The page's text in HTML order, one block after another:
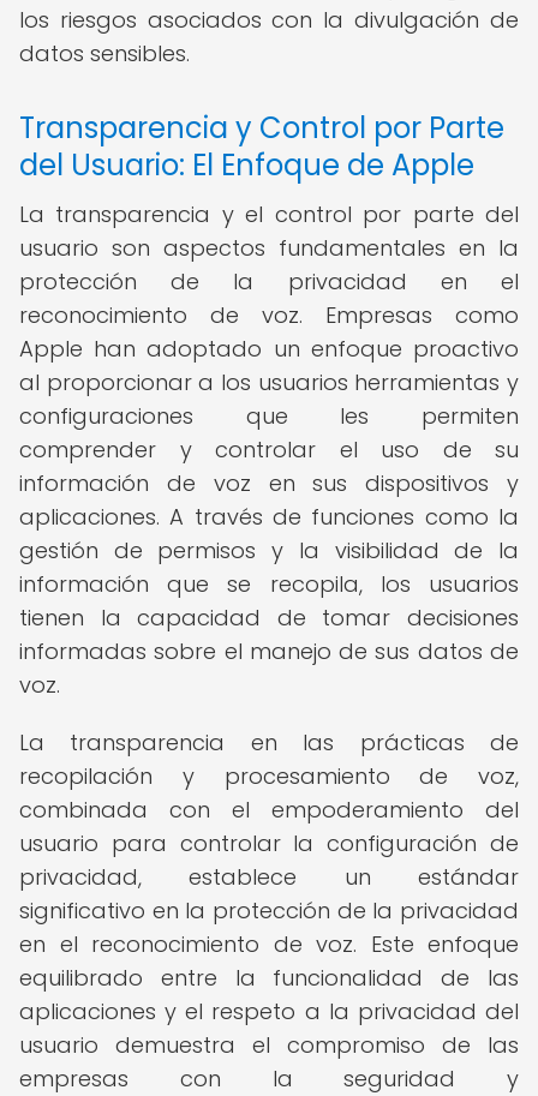
los riesgos asociados con la divulgación de
datos sensibles.
Transparencia y Control por Parte
del Usuario: El Enfoque de Apple
La transparencia y el control por parte del
usuario son aspectos fundamentales en la
protección de la privacidad en el
reconocimiento de voz. Empresas como
Apple han adoptado un enfoque proactivo
al proporcionar a los usuarios herramientas y
configuraciones que les permiten
comprender y controlar el uso de su
información de voz en sus dispositivos y
aplicaciones. A través de funciones como la
gestión de permisos y la visibilidad de la
información que se recopila, los usuarios
tienen la capacidad de tomar decisiones
informadas sobre el manejo de sus datos de
voz.
La transparencia en las prácticas de
recopilación y procesamiento de voz,
combinada con el empoderamiento del
usuario para controlar la configuración de
privacidad, establece un estándar
significativo en la protección de la privacidad
en el reconocimiento de voz. Este enfoque
equilibrado entre la funcionalidad de las
aplicaciones y el respeto a la privacidad del
usuario demuestra el compromiso de las
empresas con la seguridad y